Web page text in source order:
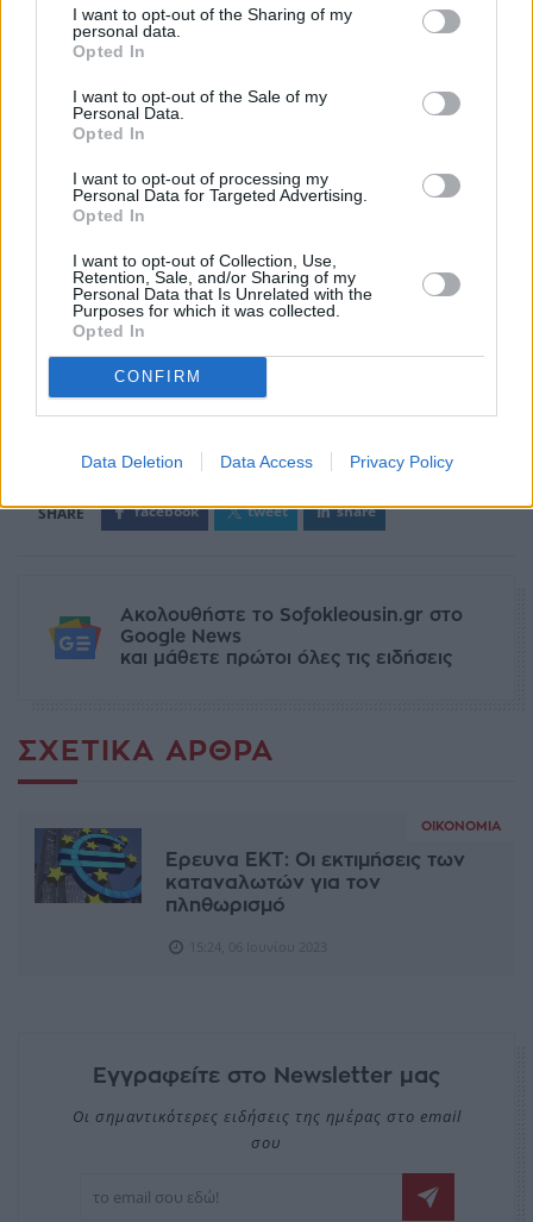
I want to opt-out of the Sharing of my
personal data.
Opted In
I want to opt-out of the Sale of my
Personal Data.
Opted In
I want to opt-out of processing my
Personal Data for Targeted Advertising.
Opted In
I want to opt-out of Collection, Use,
Retention, Sale, and/or Sharing of my
Personal Data that Is Unrelated with the
Purposes for which it was collected.
Opted In
CONFIRM
Data Deletion Data Access Privacy Policy
Επιτόκια ΕΚΤ Morgan Stanley
facebook tweet share
Ακολουθήστε το Sofokleousin.gr στο
Google News
και μάθετε πρώτοι όλες τις ειδήσεις
ΣΧΕΤΙΚΆ ΆΡΘΡΑ
ΟΙΚΟΝΟΜΊΑ
Ερευνα ΕΚΤ: Οι εκτιμήσεις των
καταναλωτών για τον
πληθωρισμό
Εγγραφείτε στο Newsletter μας
Οι σημαντικότερες ειδήσεις της ημέρας στο email
σου